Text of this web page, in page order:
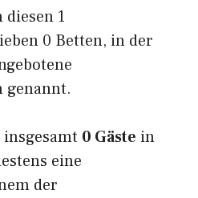
1
0 Betten, in der
genannt.
insgesamt 0 Gäste in
eine
der